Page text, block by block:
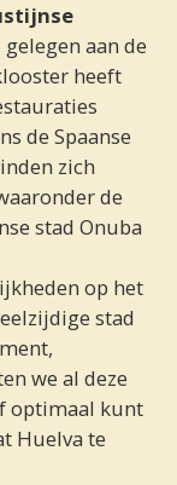
gelegen aan de
heeft
de Spaanse
zich
de
stad Onuba
op het
stad
we al deze
optimaal kunt
Huelva te